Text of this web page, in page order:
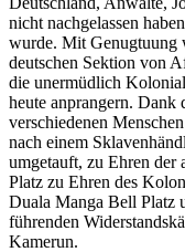
nicht nachgelassen
wurde. Mit Genugtuung
deutschen Sektion von
die unermüdlich
heute anprangern. Dank
verschiedenen
nach einem
umgetauft, zu Ehren
Platz zu Ehren des
Duala Manga Bell Platz
führenden
Kamerun.